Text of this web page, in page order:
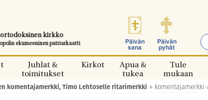
ortodoksinen kirkko
ekumeeninen patriarkaatti
Päivän
sana
Päivän
pyhät
Juhlat &
toimitukset
Kirkot
Apua &
tukea
Tule
mukaan
komentajamerkki, Timo Lehtoselle ritarimerkki »